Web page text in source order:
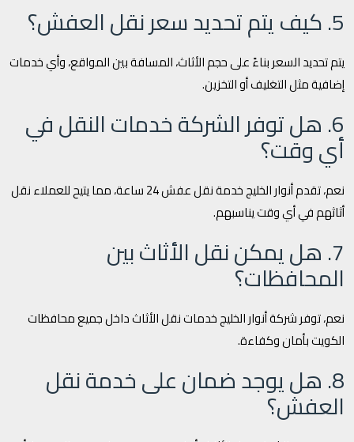
5. كيف يتم تحديد سعر نقل العفش؟
يتم تحديد السعر بناءً على حجم الأثاث، المسافة بين المواقع، وأي خدمات
إضافية مثل التغليف أو التخزين.
6. هل توفر الشركة خدمات النقل في
أي وقت؟
نعم، تقدم أنوار الخليج خدمة نقل عفش 24 ساعة، مما يتيح للعملاء نقل
أثاثهم في أي وقت يناسبهم.
7. هل يمكن نقل الأثاث بين
المحافظات؟
نعم، توفر شركة أنوار الخليج خدمات نقل الأثاث داخل جميع محافظات
الكويت بأمان وكفاءة.
8. هل يوجد ضمان على خدمة نقل
العفش؟